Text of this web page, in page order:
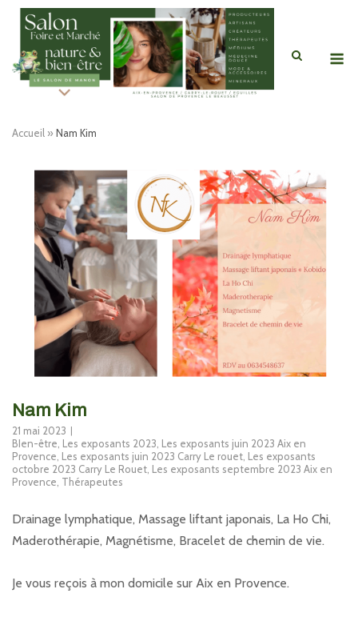
Skip
content
Accueil » Nam Kim
Nam Kim
21 mai 2023
BIen-être Les exposants 2023 Les exposants juin 2023 Aix en
Provence Les exposants juin 2023 Carry Le rouet Les exposants
octobre 2023 Carry Le Rouet Les exposants septembre 2023 Aix en
Provence Thérapeutes
Drainage lymphatique, Massage liftant japonais, La Ho Chi,
Maderothérapie, Magnétisme, Bracelet de chemin de vie.
Je vous reçois à mon domicile sur Aix en Provence.